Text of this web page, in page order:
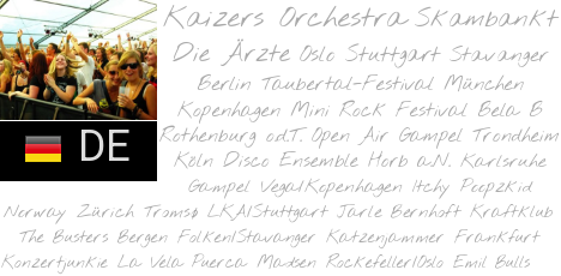
DE
Kaizers Orchestra Skambankt
Die Ärzte Oslo Stuttgart Stavanger
Berlin Taubertal-Festival München
Kopenhagen Mini Rock Festival Bela B
Rothenburg o.d.T. Open Air Gampel Trondheim
Köln Disco Ensemble Horb a.N. Karlsruhe
Gampel Vega/Kopenhagen Itchy Poopzkid
Norway Zürich Tromsø LKA/Stuttgart Jarle Bernhoft Kraftklub
The Busters Bergen Folken/Stavanger Katzenjammer Frankfurt
Konzertjunkie La Vela Puerca Madsen Rockefeller/Oslo Emil Bulls